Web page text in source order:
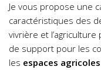
Je vous propose une
caractéristiques des
vivrière et
de support pour les
les espaces agricoles